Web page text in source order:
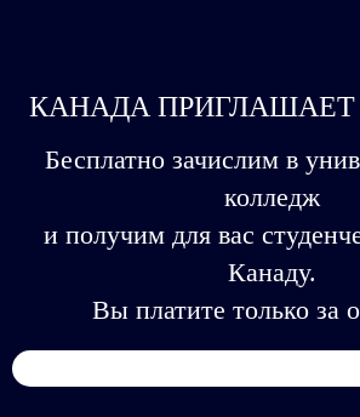
КАНАДА ПРИГЛАШАЕТ
Бесплатно зачислим в
колледж
и получим для вас
Канаду.
Вы платите только за